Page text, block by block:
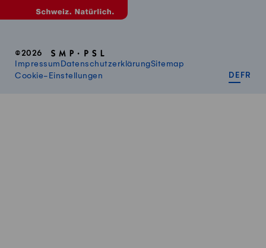
©2026
Impressum DatenschutzerklärungSitemap
Cookie-Einstellungen
DE FR